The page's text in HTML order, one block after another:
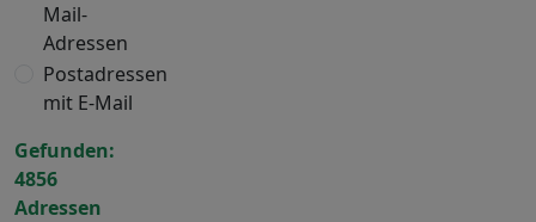
Mail-
Adressen
Postadressen
mit E-Mail
Gefunden:
4856
Adressen